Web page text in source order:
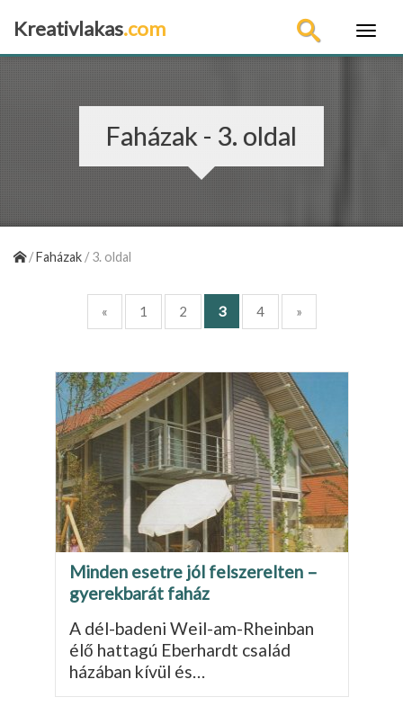
Kreativlakas.com
Faházak - 3. oldal
/Faházak /3. oldal
« 1 2 3 4 »
Minden esetre jól felszerelten –
gyerekbarát faház
A dél-badeni Weil-am-Rheinban
élő hattagú Eberhardt család
házában kívül és…